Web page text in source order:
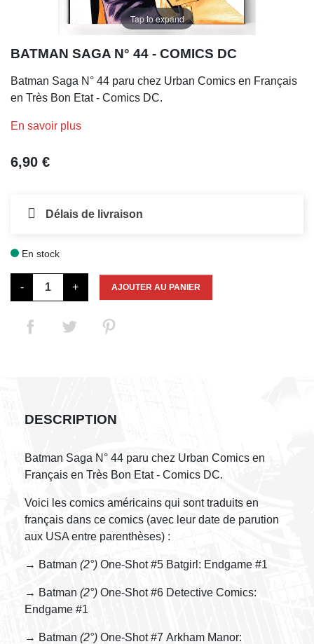
Tap to expand
BATMAN SAGA N° 44 - COMICS DC
Batman Saga N° 44 paru chez Urban Comics en Français
en Très Bon Etat - Comics DC.
En savoir plus
6,90 €
Délais de livraison
En stock
- + AJOUTER AU PANIER
DESCRIPTION
Batman Saga N° 44 paru chez Urban Comics en
Français en Très Bon Etat - Comics DC.
Voici les comics américains qui sont traduits en
français dans ce comics (avec leur date de parution
aux USA entre parenthèses) :
→ Batman (2°) One-Shot #5 Batgirl: Endgame #1
→ Batman (2°) One-Shot #6 Detective Comics:
Endgame #1
→ Batman (2°) One-Shot #7 Arkham Manor: